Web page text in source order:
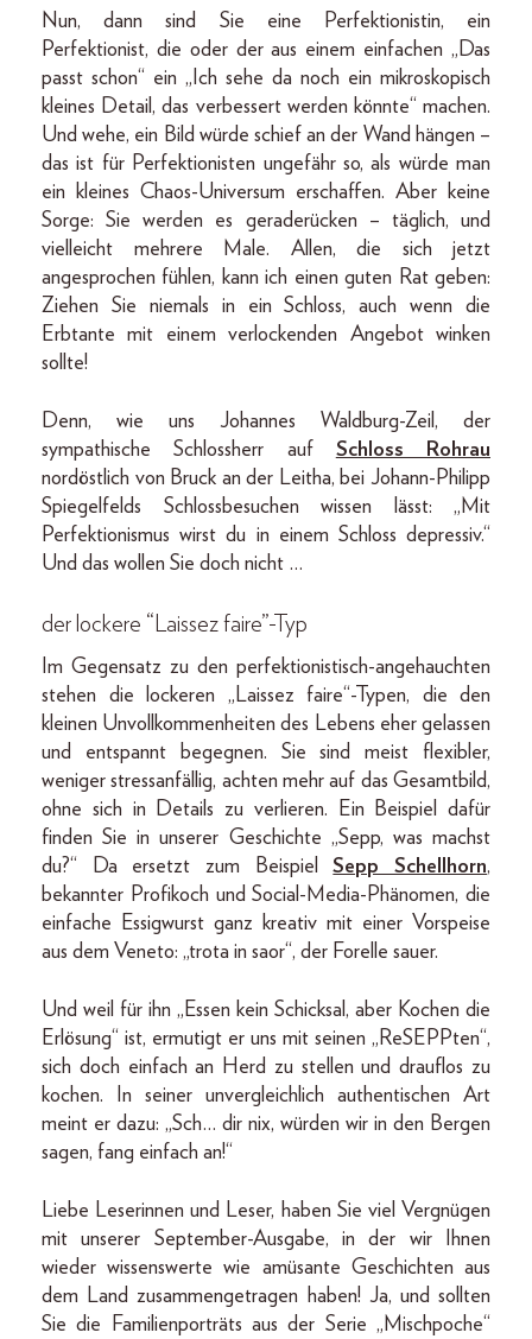
Nun, dann sind Sie eine Perfektionistin, ein
Perfektionist, die oder der aus einem einfachen „Das
passt schon“ ein „Ich sehe da noch ein mikroskopisch
kleines Detail, das verbessert werden könnte“ machen.
Und wehe, ein Bild würde schief an der Wand hängen –
das ist für Perfektionisten ungefähr so, als würde man
ein kleines Chaos-Universum erschaffen. Aber keine
Sorge: Sie werden es geraderücken – täglich, und
vielleicht mehrere Male. Allen, die sich jetzt
angesprochen fühlen, kann ich einen guten Rat geben:
Ziehen Sie niemals in ein Schloss, auch wenn die
Erbtante mit einem verlockenden Angebot winken
sollte!
Denn, wie uns Johannes Waldburg-Zeil, der
sympathische Schlossherr auf Schloss Rohrau
nordöstlich von Bruck an der Leitha, bei Johann-Philipp
Spiegelfelds Schlossbesuchen wissen lässt: „Mit
Perfektionismus wirst du in einem Schloss depressiv.“
Und das wollen Sie doch nicht …
der lockere “Laissez faire”-Typ
Im Gegensatz zu den perfektionistisch-angehauchten
stehen die lockeren „Laissez faire“-Typen, die den
kleinen Unvollkommenheiten des Lebens eher gelassen
und entspannt begegnen. Sie sind meist flexibler,
weniger stressanfällig, achten mehr auf das Gesamtbild,
ohne sich in Details zu verlieren. Ein Beispiel dafür
finden Sie in unserer Geschichte „Sepp, was machst
du?“ Da ersetzt zum BeispielSepp Schellhorn,
bekannter Profikoch und Social-Media-Phänomen, die
einfache Essigwurst ganz kreativ mit einer Vorspeise
aus dem Veneto: „trota in saor“, der Forelle sauer.
Und weil für ihn „Essen kein Schicksal, aber Kochen die
Erlösung“ ist, ermutigt er uns mit seinen „ReSEPPten“,
sich doch einfach an Herd zu stellen und drauflos zu
kochen. In seiner unvergleichlich authentischen Art
meint er dazu: „Sch… dir nix, würden wir in den Bergen
sagen, fang einfach an!“
Liebe Leserinnen und Leser, haben Sie viel Vergnügen
mit unserer September-Ausgabe, in der wir Ihnen
wieder wissenswerte wie amüsante Geschichten aus
dem Land zusammengetragen haben! Ja, und sollten
Sie die Familienporträts aus der Serie „Mischpoche“